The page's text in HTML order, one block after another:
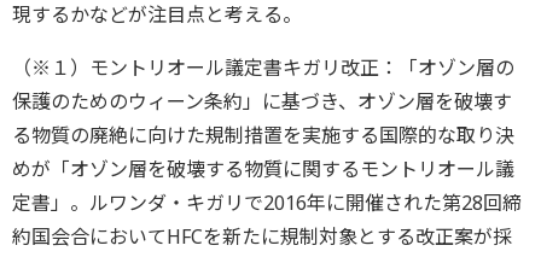
現するかなどが注目点と考える。
（※１）モントリオール議定書キガリ改正：「オゾン層の
保護のためのウィーン条約」に基づき、オゾン層を破壊す
る物質の廃絶に向けた規制措置を実施する国際的な取り決
めが「オゾン層を破壊する物質に関するモントリオール議
定書」。ルワンダ・キガリで2016年に開催された第28回締
約国会合においてHFCを新たに規制対象とする改正案が採